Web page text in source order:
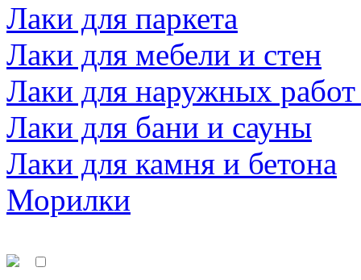
Лаки для паркета
Лаки для мебели и стен
Лаки для наружных
Лаки для бани и сауны
Лаки для камня и бетона
Морилки